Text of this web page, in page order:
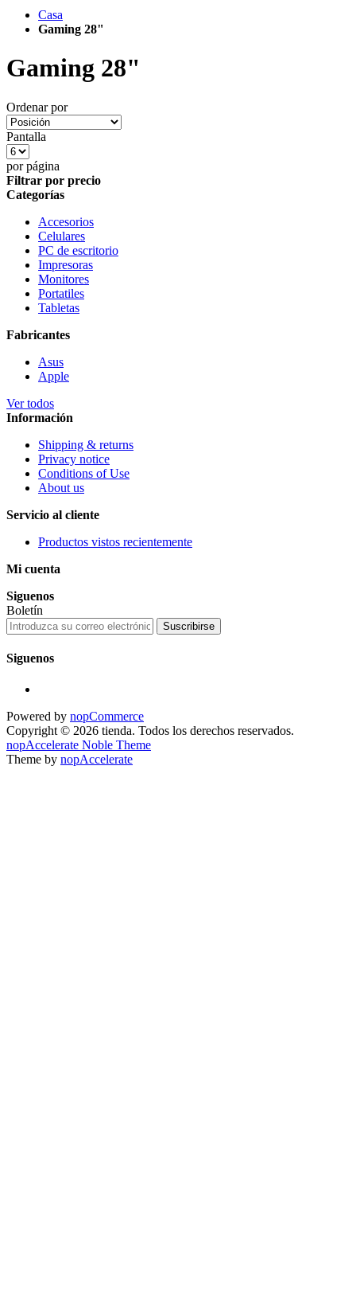
Casa
Gaming 28"
Gaming 28"
Ordenar por
Pantalla
por página
Filtrar por precio
Categorías
Accesorios
Celulares
PC de escritorio
Impresoras
Monitores
Portatiles
Tabletas
Fabricantes
Asus
Apple
Ver todos
Información
Shipping & returns
Privacy notice
Conditions of Use
About us
Servicio al cliente
Productos vistos recientemente
Mi cuenta
Siguenos
Boletín
Suscribirse
Siguenos
Powered by nopCommerce
Copyright © 2026 tienda. Todos los derechos reservados.
nopAccelerate Noble Theme
Theme by nopAccelerate